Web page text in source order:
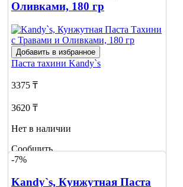
Оливками, 180 гр
Добавить в избранное
Паста тахини Kandy`s
3375 ₸
3620 ₸
Нет в наличии
Сообщить
о наличии
-7%
Kandy`s, Кунжутная Паста